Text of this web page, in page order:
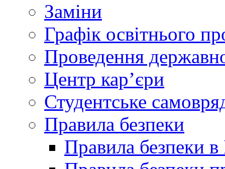
Заміни
Графік освітнього
Проведення
Центр кар’єри
Студентське
Правила безпеки
Правила безпеки в